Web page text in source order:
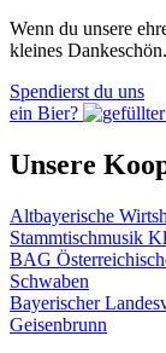
Wenn du unsere
kleines Dankeschön.
Spendierst du uns
ein Bier?
Unsere
Altbayerische
Stammtischmusik
BAG
Schwaben
Bayerischer
Geisenbrunn